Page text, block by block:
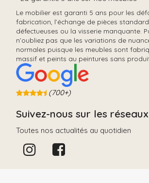
Le mobilier est garanti 5 ans pour les
fabrication, l’échange de pièces
défectueuses ou la visserie manquante.
n’oubliez pas que les variations de
normales puisque les meubles sont
massif et peints au peintures sans
(700+)
Suivez-nous sur les réseaux
Toutes nos actualités au quotidien